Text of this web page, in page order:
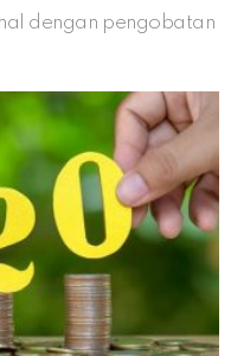
dengan pengobatan